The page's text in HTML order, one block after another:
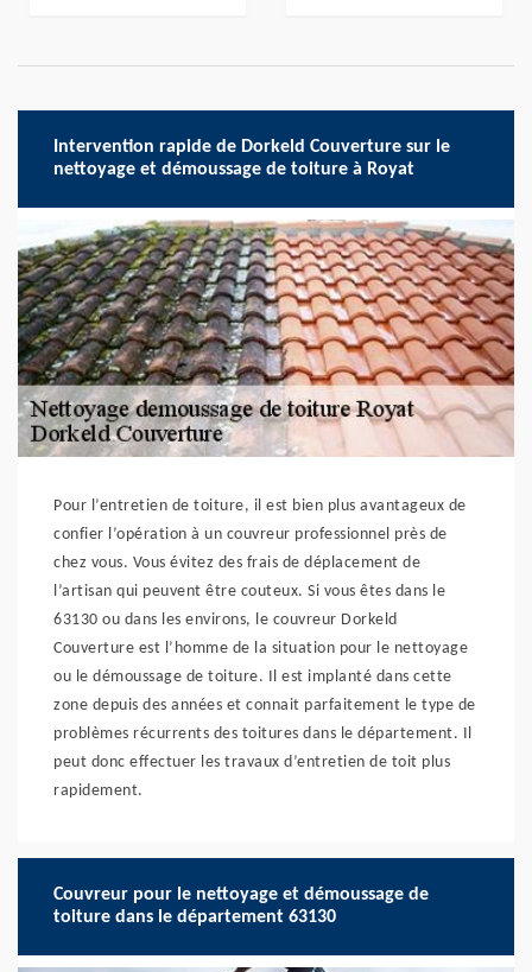
Intervention rapide de Dorkeld Couverture sur le
nettoyage et démoussage de toiture à Royat
Pour l’entretien de toiture, il est bien plus avantageux de
confier l’opération à un couvreur professionnel près de
chez vous. Vous évitez des frais de déplacement de
l’artisan qui peuvent être couteux. Si vous êtes dans le
63130 ou dans les environs, le couvreur Dorkeld
Couverture est l’homme de la situation pour le nettoyage
ou le démoussage de toiture. Il est implanté dans cette
zone depuis des années et connait parfaitement le type de
problèmes récurrents des toitures dans le département. Il
peut donc effectuer les travaux d’entretien de toit plus
rapidement.
Couvreur pour le nettoyage et démoussage de
toiture dans le département 63130